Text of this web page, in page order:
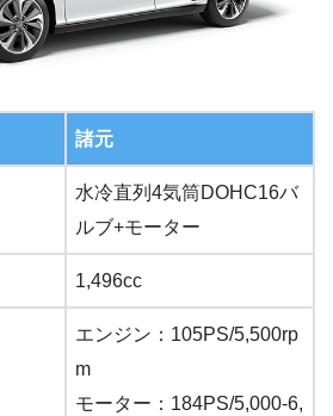
諸元
水冷直列4気筒DOHC16バ
ルブ+モーター
1,496cc
エンジン：105PS/5,500rp
m
モーター：184PS/5,000-6,